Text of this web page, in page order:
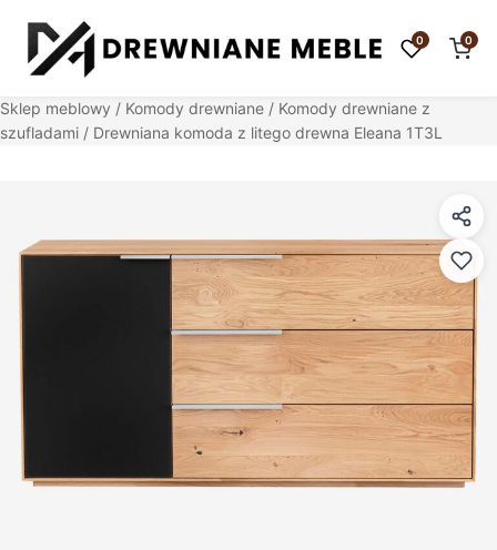
0 0
Sklep meblowy / Komody drewniane / Komody drewniane z
szufladami / Drewniana komoda z litego drewna Eleana 1T3L